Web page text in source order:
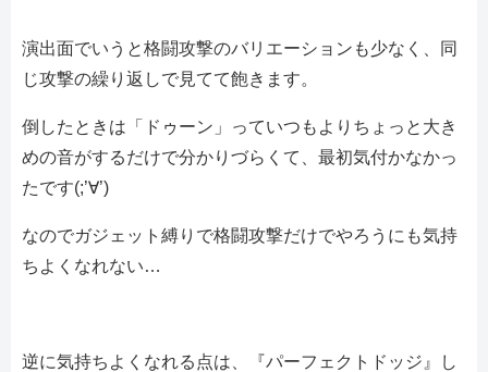
演出面でいうと格闘攻撃のバリエーションも少なく、同
じ攻撃の繰り返しで見てて飽きます。
倒したときは「ドゥーン」っていつもよりちょっと大き
めの音がするだけで分かりづらくて、最初気付かなかっ
たです(;’∀’)
なのでガジェット縛りで格闘攻撃だけでやろうにも気持
ちよくなれない…
逆に気持ちよくなれる点は、『パーフェクトドッジ』し